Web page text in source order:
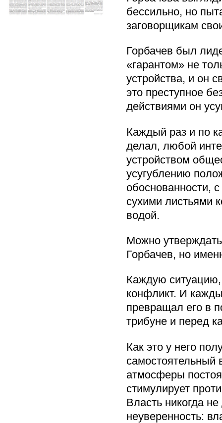
бессильно, но
заговорщикам
Горбачев был
«гарантом» не
устройства, и он
это преступное
действиями он
Каждый раз и по
делал, любой
устройством
усугублению
обоснованности,
сухими листьями
водой.
Можно
Горбачев, но
Каждую
конфликт. И
превращал его в
трибуне и перед
Как это у него
самостоятельный
атмосферы
стимулирует
Власть никогда
неуверенность: